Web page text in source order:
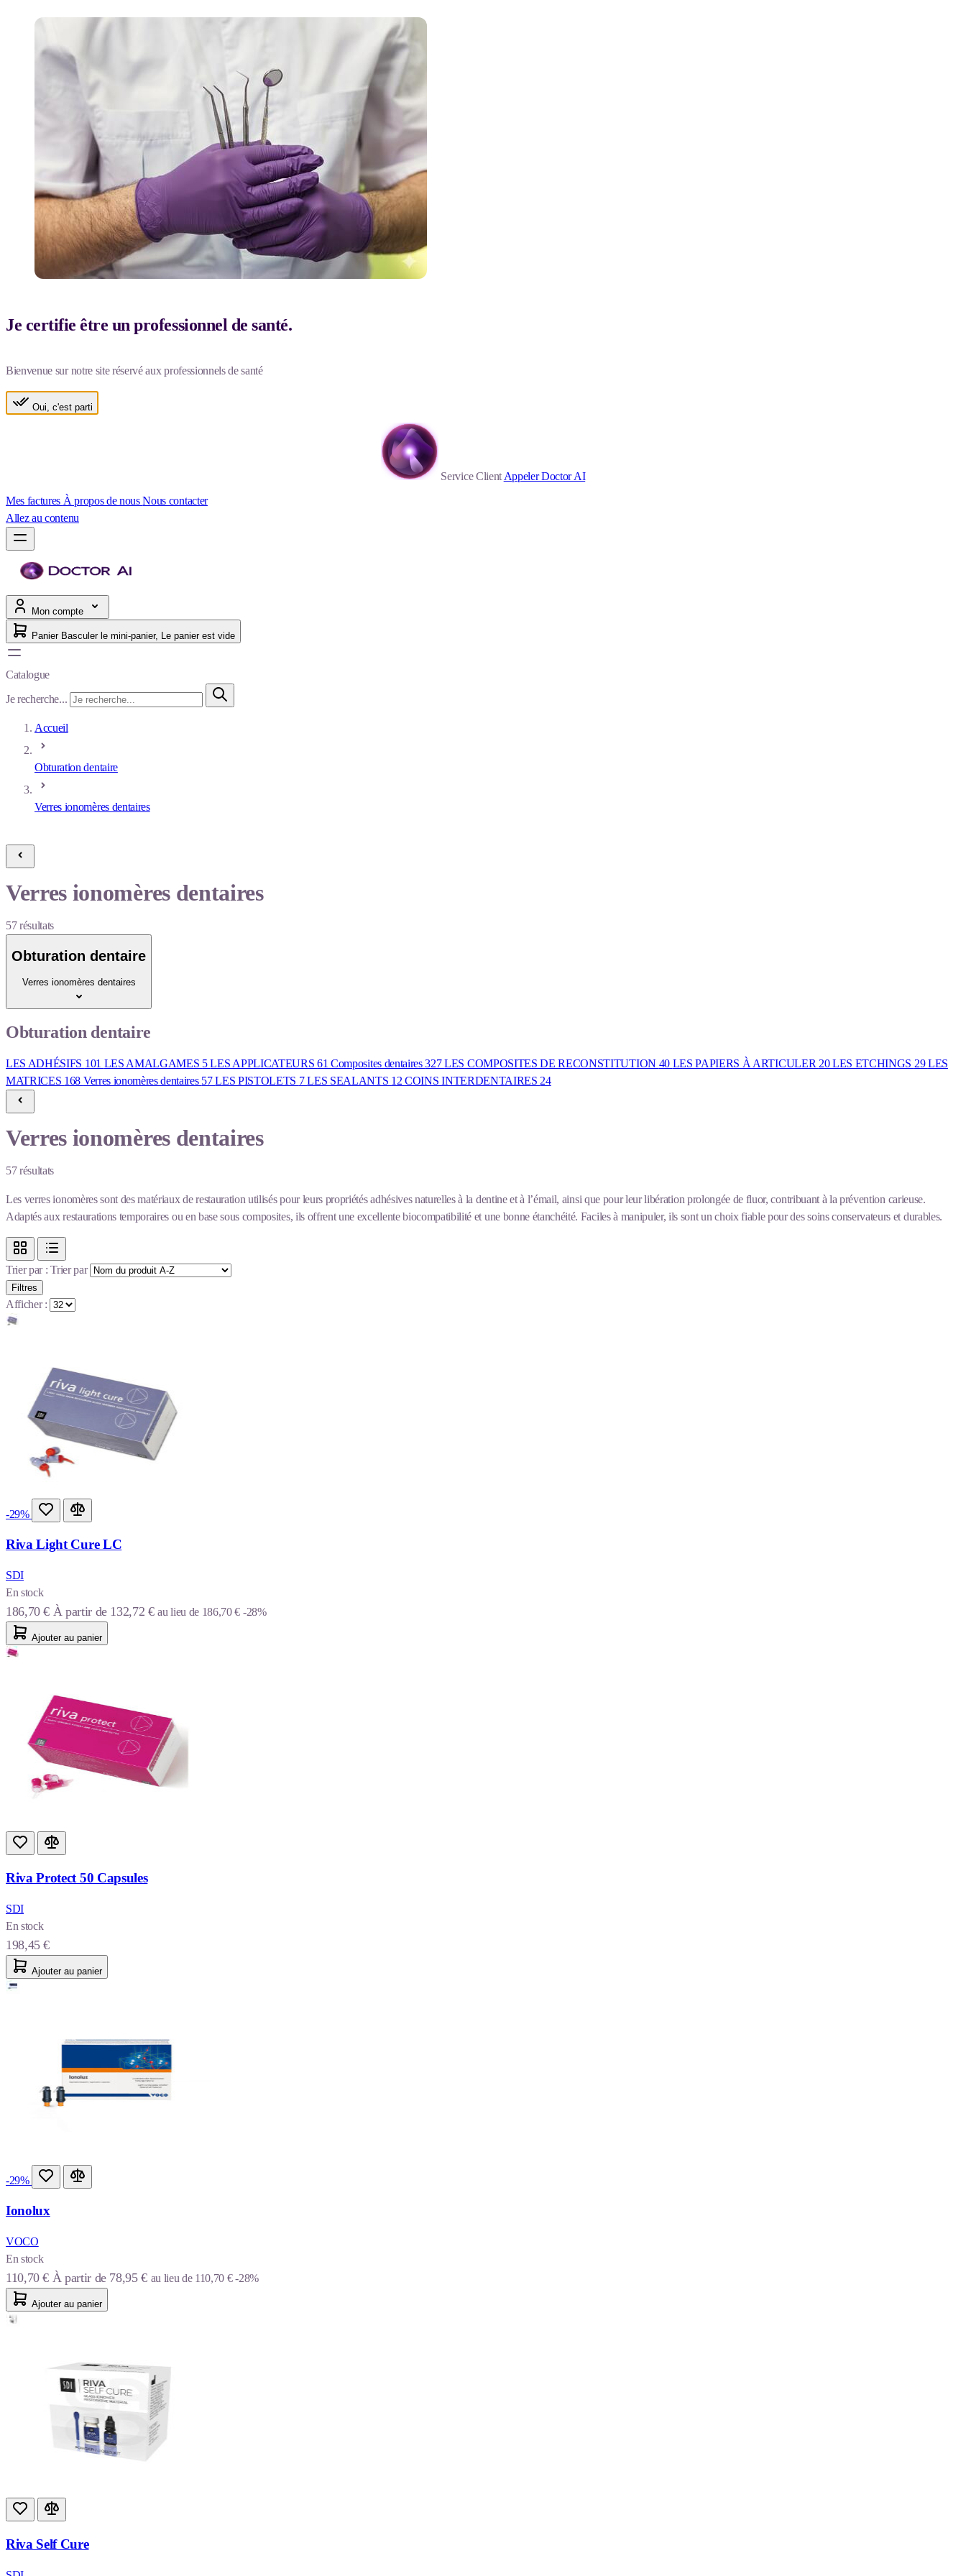
Je certifie être un professionnel de santé.
Bienvenue sur notre site réservé aux professionnels de santé
Oui, c'est parti
Service Client Appeler Doctor AI
Mes factures À propos de nousNous contacter
Allez au contenu
Mon compte
Panier Basculer le mini-panier, Le panier est vide
Catalogue
Je recherche...
Accueil
Obturation dentaire
Verres ionomères dentaires
Verres ionomères dentaires
57résultats
Obturation dentaire
Verres ionomères dentaires
Obturation dentaire
LES ADHÉSIFS 101 LES AMALGAMES 5LES APPLICATEURS61Composites dentaires327LES COMPOSITES DE RECONSTITUTION 40 LES PAPIERS À ARTICULER 20LES ETCHINGS 29LES
MATRICES 168 Verres ionomères dentaires 57LES PISTOLETS 7LES SEALANTS 12COINS INTERDENTAIRES 24
Verres ionomères dentaires
57résultats
Les verres ionomères sont des matériaux de restauration utilisés pour leurs propriétés adhésives naturelles à la dentine et à l’émail, ainsi que pour leur libération prolongée de fluor, contribuant à la prévention carieuse.
Adaptés aux restaurations temporaires ou en base sous composites, ils offrent une excellente biocompatibilité et une bonne étanchéité. Faciles à manipuler, ils sont un choix fiable pour des soins conservateurs et durables.
Trier par :Trier par
Filtres
Afficher :
-29%
Riva Light Cure LC
SDI
En stock
186,70 € À partir de 132,72 € au lieu de 186,70 € -28%
Ajouter au panier
Riva Protect 50 Capsules
SDI
En stock
198,45 €
Ajouter au panier
-29%
Ionolux
VOCO
En stock
110,70 € À partir de 78,95 € au lieu de 110,70 € -28%
Ajouter au panier
Riva Self Cure